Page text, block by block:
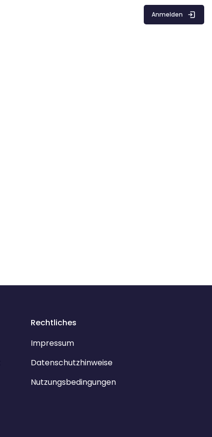
Anmelden
Rechtliches
Impressum
Datenschutzhinweise
Nutzungsbedingungen